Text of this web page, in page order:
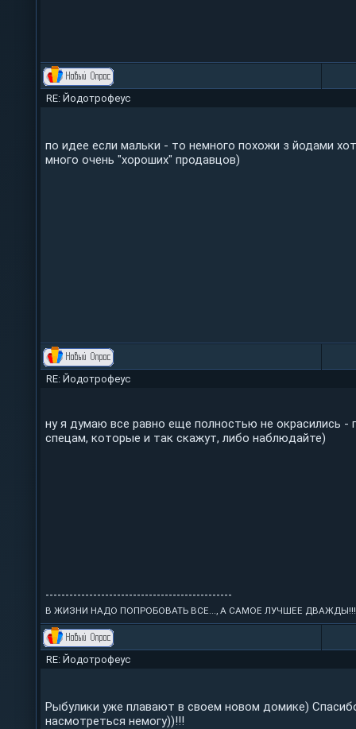
RE: Йодотрофеус
по идее если мальки - то немного похожи з йодами
много очень "хороших" продавцов)
RE: Йодотрофеус
ну я думаю все равно еще полностью не окрасились -
спецам, которые и так скажут, либо наблюдайте)
-----------------------------------------------
В ЖИЗНИ НАДО ПОПРОБОВАТЬ ВСЕ..., А САМОЕ ЛУЧШЕЕ ДВАЖДЫ!!!
RE: Йодотрофеус
Рыбулики уже плавают в своем новом домике)
насмотреться немогу))!!!